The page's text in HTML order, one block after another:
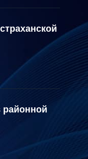
районной